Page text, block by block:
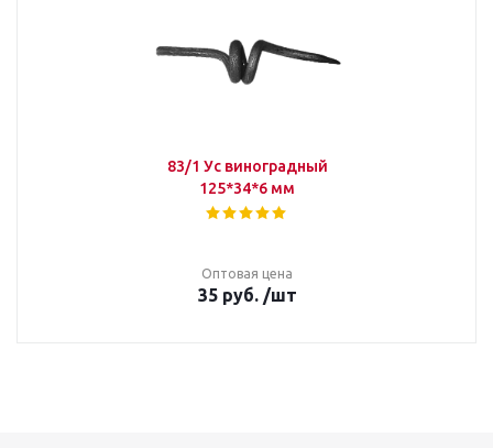
83/1 Ус виноградный
125*34*6 мм
Оптовая цена
35руб. /шт